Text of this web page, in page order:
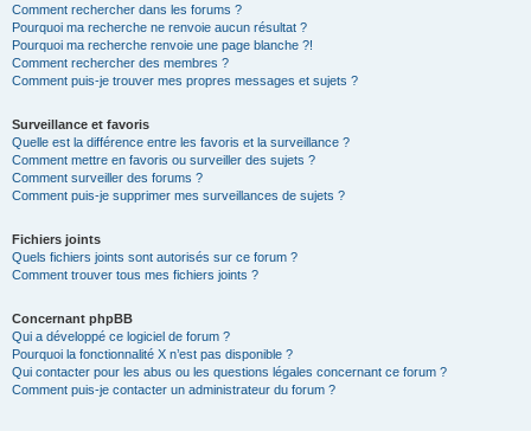
Comment rechercher dans les forums ?
Pourquoi ma recherche ne renvoie aucun résultat ?
Pourquoi ma recherche renvoie une page blanche ?!
Comment rechercher des membres ?
Comment puis-je trouver mes propres messages et sujets ?
Surveillance et favoris
Quelle est la différence entre les favoris et la surveillance ?
Comment mettre en favoris ou surveiller des sujets ?
Comment surveiller des forums ?
Comment puis-je supprimer mes surveillances de sujets ?
Fichiers joints
Quels fichiers joints sont autorisés sur ce forum ?
Comment trouver tous mes fichiers joints ?
Concernant phpBB
Qui a développé ce logiciel de forum ?
Pourquoi la fonctionnalité X n’est pas disponible ?
Qui contacter pour les abus ou les questions légales concernant ce forum ?
Comment puis-je contacter un administrateur du forum ?